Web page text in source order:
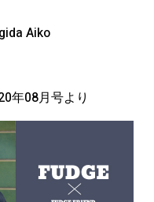
Aiko
年08月号より